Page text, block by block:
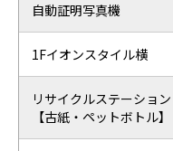
自動証明写真機
1Fイオンスタイル横
リサイクルステーション
【古紙・ペットボトル】